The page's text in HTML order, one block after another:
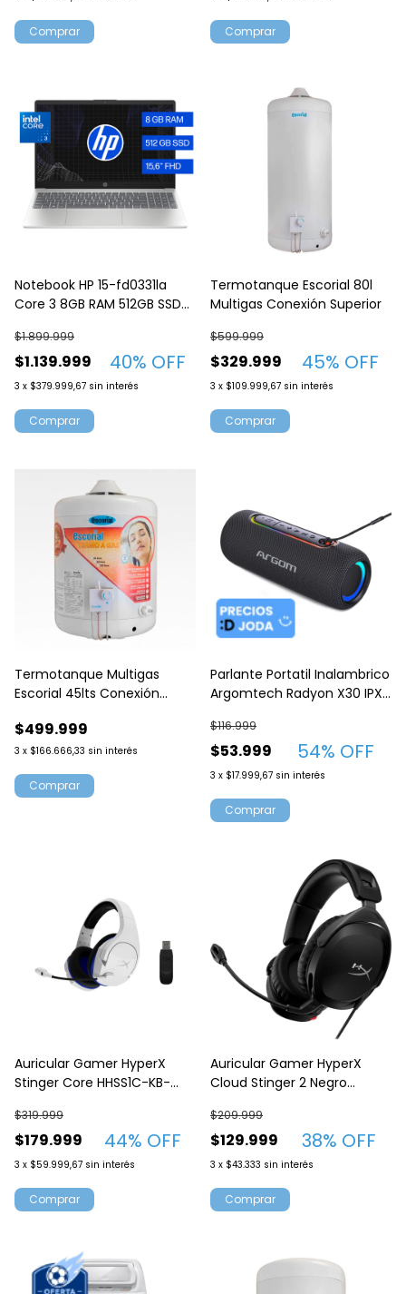
Comprar
Notebook HP 15-fd0331la
Core 3 8GB RAM 512GB SSD
$1.139.999
$1.899.999
40% OFF
3 x $379.999,67 sin interés
Comprar
Termotanque Escorial 80l
Multigas Conexión Superior
$329.999
$599.999
45% OFF
3 x $109.999,67 sin interés
Comprar
Termotanque Multigas
Escorial 45lts Conexión
$499.999
3 x $166.666,33 sin interés
Comprar
Parlante Portatil Inalambrico
Argomtech Radyon X30 IPX5
$53.999
$116.999
54% OFF
3 x $17.999,67 sin interés
Auricular Gamer HyperX
Stinger Core HHSS1C-KB-
PS4-PS5-PC 4P5J1AA
$179.999
$319.999
44% OFF
3 x $59.999,67 sin interés
Auricular Gamer HyperX
Cloud Stinger 2 Negro
$129.999
$209.999
38% OFF
3 x $43.333 sin interés